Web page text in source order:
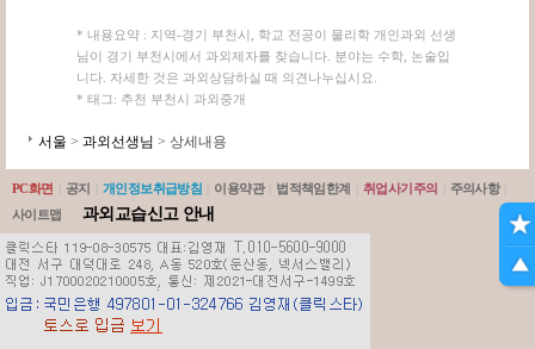
* 내용요약 : 지역-경기 부천시, 학교 전공이 물리학 개인과외 선생
님이 경기 부천시에서 과외제자를 찾습니다. 분야는 수학, 논술입
니다. 자세한 것은 과외상담하실 때 의견나누십시요.
* 태그: 추천 부천시 과외중개
서울 > 과외선생님 > 상세내용
PC화면 공지 개인정보취급방침 이용약관 법적책임한계 취업사기주의 주의사항
사이트맵
과외교습신고 안내